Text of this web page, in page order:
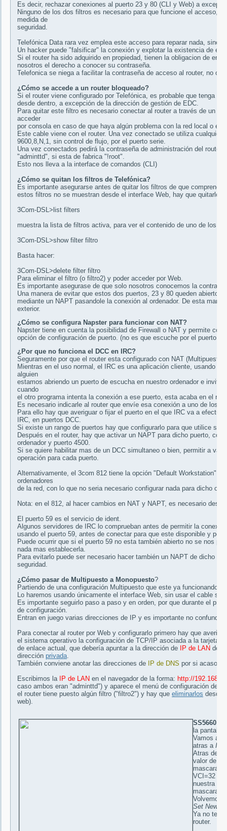
Es decir, rechazar conexiones al puerto 23 y 80 (CLI y Web) a
Ninguno de los dos filtros es necesario para que funcione el acceso,
medida de
seguridad.
Telefónica Data rara vez emplea este acceso para reparar nada, sino
Un hacker puede "falsificar" la conexión y explotar la existencia de
Si el router ha sido adquirido en propiedad, tienen la obligacion de
nosotros el derecho a conocer su contraseña.
Telefonica se niega a facilitar la contraseña de acceso al router, no
¿Cómo se accede a un router bloqueado?
Si el router viene configurado por Telefónica, es probable que tenga
desde dentro, a excepción de la dirección de gestión de EDC.
Para quitar este filtro es necesario conectar al router a través de un
acceder
por consola en caso de que haya algún problema con la red local o el
Este cable viene con el router. Una vez conectado se utiliza cualquier
9600,8,N,1, sin control de flujo, por el puerto serie.
Una vez conectados pedirá la contraseña de administración del
"adminttd", si esta de fabrica "!root".
Esto nos lleva a la interface de comandos (CLI)
¿Cómo se quitan los filtros de Telefónica?
Es importante asegurarse antes de quitar los filtros de que
estos filtros no se muestran desde el interface Web, hay que quitarlos
3Com-DSL>list filters
muestra la lista de filtros activa, para ver el contenido de uno de los
3Com-DSL>show filter filtro
Basta hacer:
3Com-DSL>delete filter filtro
Para eliminar el filtro (o filtro2) y poder acceder por Web.
Es importante asegurase de que solo nosotros conocemos la
Una manera de evitar que estos dos puertos, 23 y 80 queden
mediante un NAPT pasandole la conexión al ordenador. De esta
exterior.
¿Cómo se configura Napster para funcionar con NAT?
Napster tiene en cuenta la posibilidad de Firewall o NAT y permite
opción de configuración de puerto. (no es que escuche por el puerto 0).
¿Por que no funciona el DCC en IRC?
Seguramente por que el router esta configurado con NAT (Multipuesto)
Mientras en el uso normal, el IRC es una aplicación cliente, usando
alguien
estamos abriendo un puerto de escucha en nuestro ordenador e
cuando
el otro programa intenta la conexión a ese puerto, esta acaba en el
Es necesario indicarle al router que envíe esa conexión a uno de los
Para ello hay que averiguar o fijar el puerto en el que IRC va a
IRC, en puertos DCC.
Si existe un rango de puertos hay que configurarlo para que utilice
Después en el router, hay que activar un NAPT para dicho puerto,
ordenador y puerto 4500.
Si se quiere habilitar mas de un DCC simultaneo o bien, permitir a
operación para cada puerto.
Alternativamente, el 3com 812 tiene la opción "Default Workstation"
ordenadores
de la red, con lo que no seria necesario configurar nada para dicho
Nota: en el 812, al hacer cambios en NAT y NAPT, es necesario
El puerto 59 es el servicio de ident.
Algunos servidores de IRC lo comprueban antes de permitir la
usando el puerto 59, antes de conectar para que este disponible y
Puede ocurrir que si el puerto 59 no esta también abierto no se nos
nada mas establecerla.
Para evitarlo puede ser necesario hacer también un NAPT de dicho
seguridad.
¿Cómo pasar de Multipuesto a Monopuesto?
Partiendo de una configuración Multipuesto que este ya funcionando
Lo haremos usando únicamente el interface Web, sin usar el cable
Es importante seguirlo paso a paso y en orden, por que durante el
de configuración.
Entran en juego varias direcciones de IP y es importante no
Para conectar al router por Web y configurarlo primero hay que
el sistema operativo la configuración de TCP/IP asociada a la tarjeta
de enlace actual, que debería apuntar a la dirección de
IP de LAN del
dirección privada.
También conviene anotar las direcciones de
IP de DNS por si acaso
Escribimos la IP de LAN en el navegador de la forma: http://
caso ambos eran "adminttd") y aparece el menú de configuración del
el router tiene puesto algún filtro ("filtro2") y hay que eliminarlos desde
web).
SS5660:
la pantalla
Vamos a
atras a IP
Atras de
valor de
mascara.
VCI=32
nuestra
mascara
Volvemos
Set New
Ya no
router.